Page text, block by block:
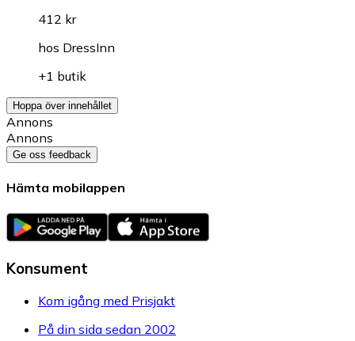
412 kr
hos DressInn
+1 butik
Hoppa över innehållet
Annons
Annons
Ge oss feedback
Hämta mobilappen
Konsument
Kom igång med Prisjakt
På din sida sedan 2002